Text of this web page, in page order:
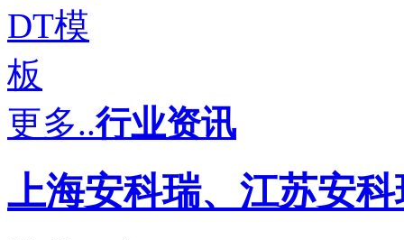
更多..行业资讯
上海安科瑞、江苏安